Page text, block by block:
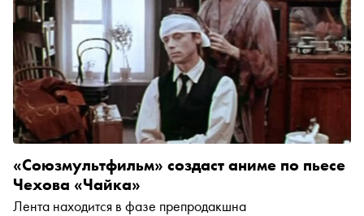
«Союзмультфильм» создаст аниме по пьесе
Чехова «Чайка»
Лента находится в фазе препродакшна